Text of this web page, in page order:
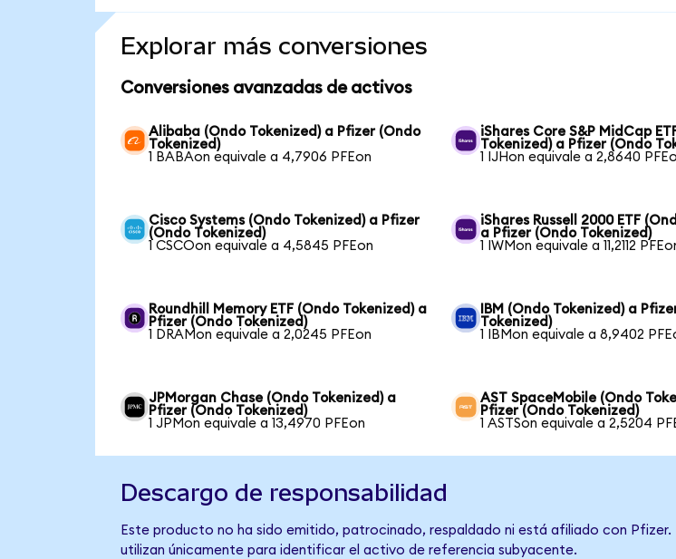
Explorar más conversiones
Conversiones avanzadas de activos
Alibaba (Ondo Tokenized) a Pfizer (Ondo
Tokenized)
1 BABAon equivale a 4,7906 PFEon
iShares Core S&P MidCap
Tokenized) a Pfizer (Ondo
1 IJHon equivale a 2,8640
Cisco Systems (Ondo Tokenized) a Pfizer
(Ondo Tokenized)
1 CSCOon equivale a 4,5845 PFEon
iShares Russell 2000 ETF
a Pfizer (Ondo Tokenized)
1 IWMon equivale a 11,2112
Roundhill Memory ETF (Ondo Tokenized) a
Pfizer (Ondo Tokenized)
1 DRAMon equivale a 2,0245 PFEon
IBM (Ondo Tokenized) a
Tokenized)
1 IBMon equivale a 8,9402
JPMorgan Chase (Ondo Tokenized) a
Pfizer (Ondo Tokenized)
1 JPMon equivale a 13,4970 PFEon
AST SpaceMobile (Ondo
Pfizer (Ondo Tokenized)
1 ASTSon equivale a 2,5204
Descargo de responsabilidad
Este producto no ha sido emitido, patrocinado, respaldado ni está afiliado con
utilizan únicamente para identificar el activo de referencia subyacente.